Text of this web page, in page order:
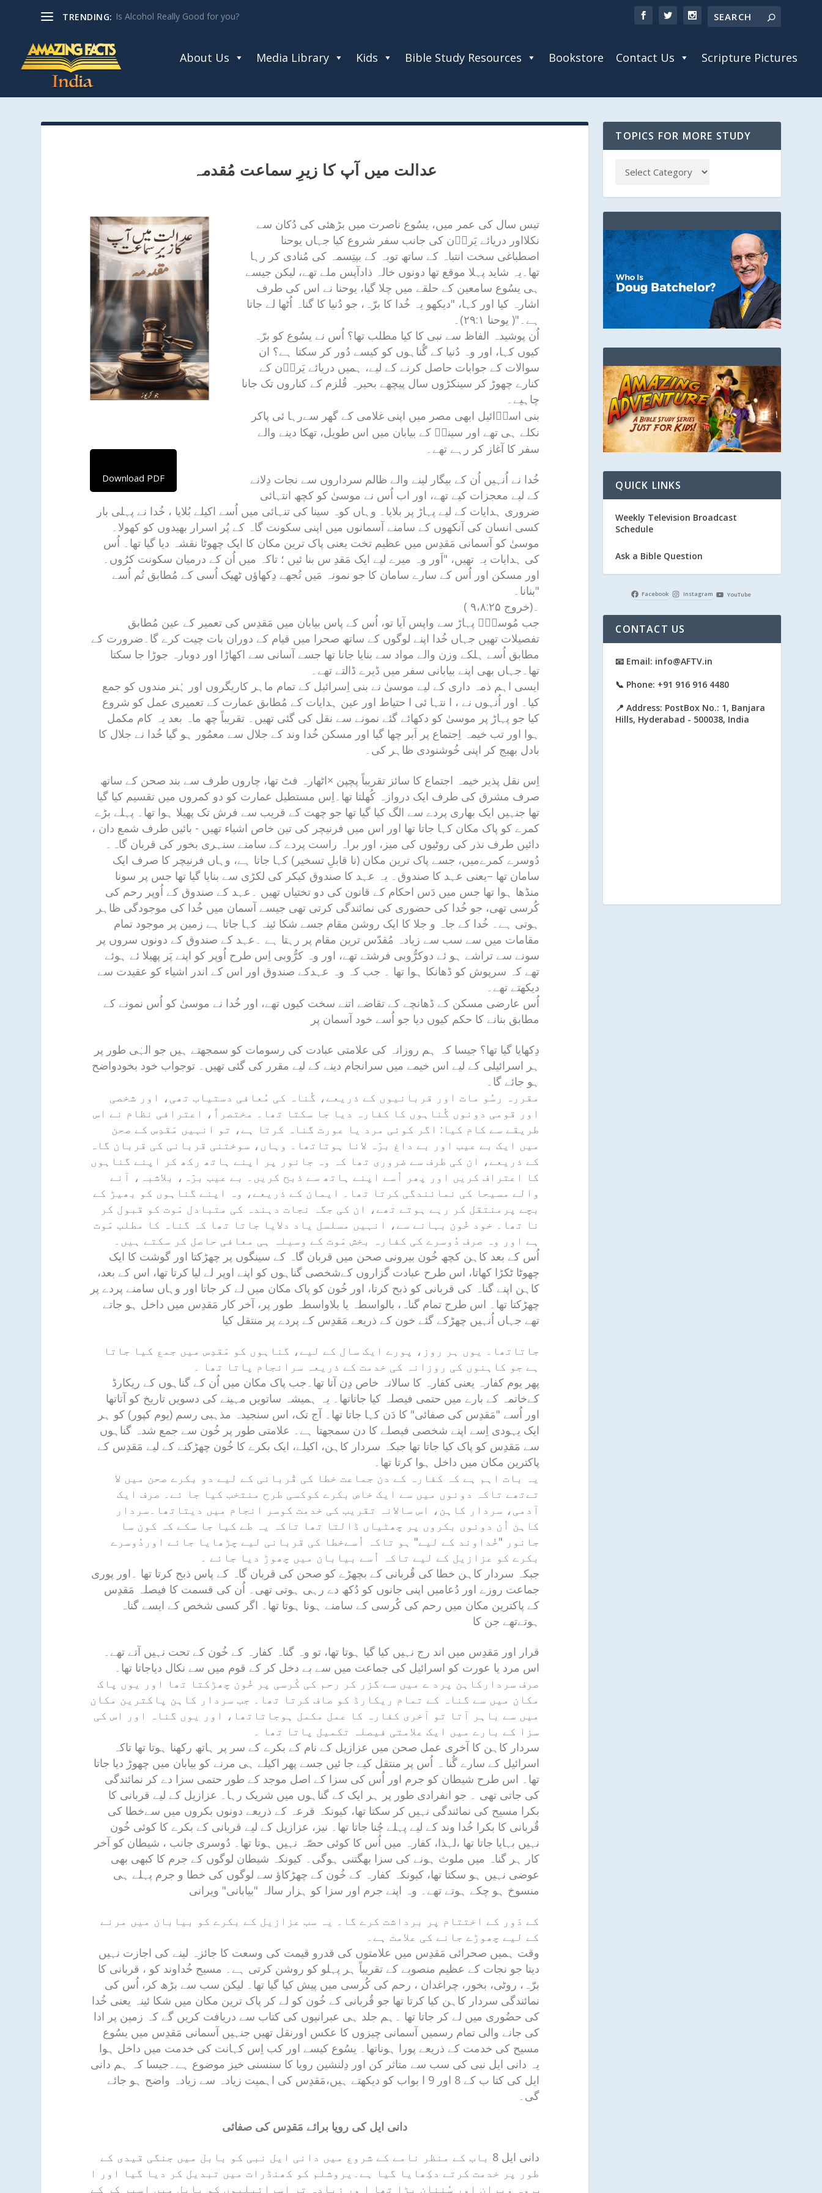
TRENDING: The God Who Dwells Among Us
About Us Media Library Kids Bible Study Resources Bookstore Contact Us Scripture Pictures
عدالت میں آپ کا زیرِ سماعت مُقدمہ
Download PDF
تیس سال کی عمر میں، یسُوع ناصرت میں بڑھئی کی دُکان سے
نکلااور دریائے یَردؔن کی جانب سفر شروع کیا جہاں یوحنا
اصطباغی سخت انتباہ کے ساتھ توبہ کے بپتِسمہ کی مُنادی کر رہا
تھا۔یہ شاید پہلا موقع تھا دونوں خالہ ذادآپس ملے تھے، لیکن جیسے
ہی یسُوع سامعین کے حلقے میں چلا گیا، یوحنا نے اس کی طرف
اشارہ کیا اور کہا، "دیکھو یہ خُدا کا برّہ، جو دُنیا کا گناہ اُٹھا لے جاتا
ہے۔"( یوحنا ۲۹:۱)۔
اُن پوشیدہ الفاظ سے نبی کا کیا مطلب تھا؟ اُس نے یسُوع کو برّہ
کیوں کہا، اور وہ دُنیا کے گُناہوں کو کیسے دُور کر سکتا ہے؟ ان
سوالات کے جوابات حاصل کرنے کے لیے، ہمیں دریائے یَردؔن کے
کنارے چھوڑ کر سینکڑوں سال پیچھے بحیرہ قُلزم کے کناروں تک جانا
چاہیے۔
بنی اسرؔائیل ابھی مصر میں اپنی غلامی کے گھر سےرہا ئی پاکر
نکلے ہی تھے اور سیناؔ کے بیابان میں اس طویل، تھکا دینے والے
سفر کا آغاز کر رہے تھے ۔
خُدا نے اُنہیں اُن کے بیگار لینے والے ظالم سرداروں سے نجات دِلانے
کے لیے معجزات کیے تھے، اور اب اُس نے موسیٰ کو کچھ انتہائی
ضروری ہدایات کے لیے پہاڑ پر بلایا۔ وہاں کوہ سینا کی تنہائی میں اُسے اکیلے بُلایا ، خُدا نے پہلی بار
کسی انسان کی آنکھوں کے سامنے آسمانوں میں اپنی سکونت گاہ کے پُر اسرار بھیدوں کو کھولا۔
موسیٰ کو آسمانی مَقدِس میں عظیم تخت یعنی پاک ترین مکان کا ایک چھوٹا نقشہ دیا گیا تھا۔ اُس
کی ہدایات یہ تھیں، "اَور وہ میرے لیے ایک مَقدِ س بنا ئیں ؛ تاکہ میں اُن کے درمیان سکونت کرُوں۔
اور مسکن اور اُس کے سارے سامان کا جو نمونہ مَیں تُجھے دِکھاؤں ٹھیک اُسی کے مُطابق تُم اُسے
بنانا۔"
( خروج ۹،۸:۲۵)۔
جب مُوسیٰؔ پہاڑ سے واپس آیا تو، اُس کے پاس بیابان میں مَقدِس کی تعمیر کے عین مُطابق
تفصیلات تھیں جہاں خُدا اپنے لوگوں کے ساتھ صحرا میں قیام کے دوران بات چیت کرے گا۔ضرورت کے
مطابق اُسے ہلکے وزن والے مواد سے بنایا جانا تھا جسے آسانی سے اکھاڑا اور دوبارہ جوڑا جا سکتا
تھا۔جہاں بھی اپنے بیابانی سفر میں ڈیرے ڈالتے تھے۔
ایسی اہم ذمہ داری کے لیے موسیٰ نے بنی اِسرائیل کے تمام ماہر کاریگروں اور ہُنر مندوں کو جمع
کیا۔ اور اُنہوں نے ، ا نتہا ئی ا حتیاط اور عین ہدایات کے مُطابق عمارت کے تعمیری عمل کو شروع
کیا جو پہاڑ پر موسیٰ کو دکھائے گئے نمونے سے نقل کی گئی تھیں۔ تقریباً چھ ماہ بعد یہ کام مکمل
ہوا اور تب خیمہ اِجتماع پر اَبر چھا گیا اور مسکن خُدا وند کے جلال سے معمُور ہو گیا خُدا نے جلال کا
بادل بھیج کر اپنی خُوشنودی ظاہر کی۔
اِس نقل پذیر خیمہ اجتماع کا سائز تقریباً پچپن ×اٹھارہ فٹ تھا، چاروں طرف سے بند صحن کے ساتھ
صرف مشرق کی طرف ایک دروازہ کُھلتا تھا۔اِس مستطیل عمارت کو دو کمروں میں تقسیم کیا گیا
تھا جنہیں ایک بھاری پردے سے الگ کیا گیا تھا جو چھت کے قریب سے فرش تک پھیلا ہوا تھا۔ پہلے بڑے
کمرے کو پاک مکان کہا جاتا تھا اور اس میں فرنیچر کی تین خاص اشیاء تھیں - بائیں طرف شمع دان ،
دائیں طرف نذر کی روٹیوں کی میز، اور براہ راست پردے کے سامنے سنہری بخور کی قربان گاہ۔
دُوسرے کمرےمیں، جسے پاک ترین مکان (نا قابلِ تسخیر) کہا جاتا ہے، وہاں فرنیچر کا صرف ایک
سامان تھا –یعنی عہد کا صندوق۔ یہ عہد کا صندوق کیکر کی لکڑی سے بنایا گیا تھا جس پر سونا
منڈھا ہوا تھا جس میں دَس احکام کے قانون کی دو تختیاں تھیں ۔عہد کے صندوق کے اُوپر رحم کی
کُرسی تھی، جو خُدا کی حضوری کی نمائندگی کرتی تھی جیسے آسمان میں خُدا کی موجودگی ظاہر
ہوتی ہے۔ خُدا کے جاہ و جلا کا ایک روشن مقام جسے شکا ئینہ کہا جاتا ہے زمین پر موجود تمام
مقامات میں سے سب سے زیادہ مُقدّس ترین مقام پر رہتا ہے ۔عہد کے صندوق کے دونوں سروں پر
سونے سے تراشے ہو ئے دوکرُّوبی فرشتے تھے، اور وہ کرُّوبی اِس طرح اُوپر کو اپنے پَر پھیلا ئے ہوئے
تھے کہ سرپوش کو ڈھانکا ہوا تھا ۔ جب کہ وہ عہدکے صندوق اور اس کے اندر اشیاء کو عقیدت سے
دیکھتے تھے۔
اُس عارضی مسکن کے ڈھانچے کے تقاضے اتنے سخت کیوں تھے، اور خُدا نے موسیٰ کو اُس نمونے کے
مطابق بنانے کا حکم کیوں دیا جو اُسے خود آسمان پر
دِکھایا گیا تھا؟ جیسا کہ ہم روزانہ کی علامتی عبادت کی رسومات کو سمجھتے ہیں جو الہٰی طور پر
ہر اسرائیلی کے لیے اس خیمے میں سرانجام دینے کے لیے مقرر کی گئی تھیں۔ توجواب خود بخودواضح
ہو جائے گا۔
مقررہ رسُو مات اور قربانیوں کے ذریعے، گُناہ کی مُعافی دستیاب تھی، اور شخصی
اور قومی دونوں گُناہوں کا کفارہ دیا جا سکتا تھا۔ مختصراً، اعترافی نظام نے اس
طریقے سے کام کیا: اگر کوئی مرد یا عورت گناہ کرتا ہے، تو انہیں مَقدِس کے صحن
میں ایک بے عیب اور بے داغ برّہ لانا ہوتاتھا۔ وہاں، سوختنی قربانی کی قربان گاہ
کے ذریعے، ان کی طرف سے ضروری تھا کہ وہ جانور پر اپنے ہاتھ رکھ کر اپنے گناہوں
کا اعتراف کریں اور پھر اُسے اپنے ہاتھ سے ذبح کریں۔ بے عیب برّہ، بلاشبہ، آنے
والے مسیحا کی نمائندگی کرتا تھا۔ ایمان کے ذریعے، وہ اپنے گناہوں کو بھیڑ کے
بچے پرمنتقل کر رہے ہوتے تھے، ان کی جگہ نجات دہندہ کی متبادل مَوت کو قبول کر
نا تھا۔ خود خُون بہانے سے، انہیں مسلسل یاد دلایا جاتا تھا کہ گناہ کا مطلب مَوت
ہے اور وہ صرف دُوسرے کی کفارہ بخش مَوت کے وسیلہ ہی معافی حاصل کر سکتے ہیں۔
اُس کے بعد کاہن کچھ خُون بیرونی صحن میں قربان گاہ کے سینگوں پر چھڑکتا اور گوشت کا ایک
چھوٹا ٹکڑا کھاتا، اس طرح عبادت گزاروں کےشخصی گناہوں کو اپنے اوپر لے لیا کرتا تھا، اس کے بعد،
کاہن اپنے گناہ کی قربانی کو ذبح کرتا، اور خُون کو پاک مکان میں لے کر جاتا اور وہاں سامنے پردے پر
چھڑکتا تھا۔ اس طرح تمام گناہ، بالواسطہ یا بلاواسطہ طور پر، آخر کار مَقدِس میں داخل ہو جاتے
تھے جہاں اُنہیں چھڑکے گئے خون کے ذریعے مَقدِس کے پردے پر منتقل کیا
جاتاتھا۔ یوں ہر روز، پورے ایک سال کے لیے، گناہوں کو مَقدِس میں جمع کیا جاتا
ہے جو کاہنوں کی روزانہ کی خدمت کے ذریعہ سرانجام پاتا تھا ۔
پھر یوم کفارہ یعنی کفارہ کا سالانہ خاص دِن آتا تھا۔جب پاک مکان میں اُن کے گناہوں کے ریکارڈ
کےخاتمہ کے بارے میں حتمی فیصلہ کیا جاتاتھا۔ یہ ہمیشہ ساتویں مہینے کی دسویں تاریخ کو آتاتھا
اور اُسے "مَقدِس کی صفائی" کا دَن کہا جاتا تھا۔ آج تک، اس سنجیدہ مذہبی رسم (یوم کپور) کو ہر
ایک یہودی اِسے اپنے شخصی فیصلے کا دن سمجھتا ہے۔ علامتی طور پر خُون سے جمع شدہ گناہوں
سے مَقدِس کو پاک کیا جاتا تھا جبکہ سردار کاہن، اکیلے، ایک بکرے کا خُون چھڑکنے کے لیے مَقدِس کے
پاکترین مکان میں داخل ہوا کرتا تھا۔
یہ بات اہم ہے کہ کفارہ کے دن جماعت خطا کی قُربانی کے لیے دو بکرے صحن میں لا
تےتھے تاکہ دونوں میں سے ایک خاص بکرے کوکسی طرح منتخب کیا جا ئے۔ صرف ایک
آدمی، سردار کاہن، اس سالانہ تقریب کی خدمت کوسر انجام میں دیتاتھا۔سردار
کاہن اُن دونوں بکروں پر چھٹیاں ڈالتا تھا تاکہ یہ طے کیا جا سکے کہ کون سا
جانور "خُداوند کے لیے" ہو تاکہ اُسےخطا کی قربانی لیے چڑھایا جائے اوردُوسرے
بکرے کو عزازیل کے لیے تاکہ اُسے بیابان میں چھوڑ دیا جائے ۔
جبکہ سردار کاہن خطا کی قُربانی کے بچھڑے کو صحن کی قربان گاہ کے پاس ذبح کرتا تھا ۔اور پوری
جماعت روزے اور دُعامیں اپنی جانوں کو دُکھ دے رہی ہوتی تھی۔ اُن کی قسمت کا فیصلہ مَقدِس
کے پاکترین مکان میں رحم کی کُرسی کے سامنے ہونا ہوتا تھا۔ اگر کسی شخص کے ایسے گناہ
ہوتےتھے جن کا
قرار اور مَقدِس میں اند رج نہیں کیا گیا ہوتا تھا، تو وہ گناہ کفارہ کے خُون کے تحت نہیں آتے تھے۔
اس مرد یا عورت کو اسرائیل کی جماعت میں سے بے دخل کر کے قوم میں سے نکال دیاجاتا تھا۔
صرف سردارکاہن پرد ے میں سے گزر کر رحم کی کُرسی پر خُون چھڑکتا تھا اور یوں پاک
مکان میں سے گناہ کے تمام ریکارڈ کو صاف کرتا تھا۔ جب سردار کاہن پاکترین مکان
میں سے باہر آتا تو آخری کفارہ کا عمل مکمل ہوجاتاتھا، اور یوں گناہ اور اس کی
سزا کے بارے میں ایک علامتی فیصلہ تکمیل پاتا تھا ۔
سردار کاہن کا آخری عمل صحن میں عزازیل کے نام کے بکرے کے سر پر ہاتھ رکھنا ہوتا تھا تاکہ
اسرائیل کے سارے گُنا ہ اُس پر منتقل کیے جا ئیں جسے پھر اکیلے ہی مرنے کو بیابان میں چھوڑ دیا جاتا
تھا۔ اس طرح شیطان کو جرم اور اُس کی سزا کے اصل موجد کے طور حتمی سزا دے کر نمائندگی
کی جاتی تھی ۔ جو انفرادی طور پر ہر ایک کے گناہوں میں شریک رہا۔ عزازیل کے لیے قربانی کا
بکرا مسیح کی نمائندگی نہیں کر سکتا تھا، کیونکہ قرعہ کے ذریعے دونوں بکروں میں سےخطا کی
قُربانی کا بکرا خُدا وند کے لیے پہلے چُنا جاتا تھا۔ نیز، عزازیل کے لیے قربانی کے بکرے کا کوئی خُون
نہیں بہایا جاتا تھا ،لہذا، کفارہ میں اُس کا کوئی حصّہ نہیں ہوتا تھا۔ دُوسری جانب ، شیطان کو آخر
کار ہر گناہ میں ملوث ہونے کی سزا بھگتنی ہوگی۔ کیونکہ شیطان لوگوں کے جرم کا کبھی بھی
عوضی نہیں ہو سکتا تھا، کیونکہ کفارہ کے خُون کے چھڑکاؤ سے لوگوں کی خطا و جرم پہلے ہی
منسوخ ہو چکے ہوتے تھے۔ وہ اپنے جرم اور سزا کو ہزار سالہ "بیابانی" ویرانی
کے دَور کے اختتام پر برداشت کرے گا۔ یہ سب عزازیل کے بکرے کو بیابان میں مرنے
کے لیے چھوڑے جانے کی علامت ہے۔
وقت ہمیں صحرائی مَقدِس میں علامتوں کی قدرو قیمت کی وسعت کا جائزہ لینے کی اجازت نہیں
دیتا جو نجات کے عظیم منصوبے کے تقریباً ہر پہلو کو روشن کرتی ہے۔ مسیح خُداوند کو ، قربانی کا
برّہ، روٹی، بخور، چراغدان ، رحم کی کُرسی میں پیش کیا گیا تھا۔ لیکن سب سے بڑھ کر، اُس کی
نمائندگی سردار کاہن کیا کرتا تھا جو قُربانی کے خُون کو لے کر پاک ترین مکان میں شکا ئینہ یعنی خُدا
کی حضُوری میں لے کر جاتا تھا ۔ہم جلد ہی عبرانیوں کی کتاب سے دریافت کریں گے کہ زمین پر ادا
کی جانے والی تمام رسمیں آسمانی چیزوں کا عکس اورنقل تھیں جنہیں آسمانی مَقدِس میں یسُوع
مسیح کی خدمت کے ذریعے پورا ہوناتھا۔ یسُوع کیسے اور کب اِس کہانت کی خدمت میں داخل ہوا
یہ دانی ایل نبی کی سب سے متاثر کن اور دِلنشین رویا کا سنسنی خیز موضوع ہے۔جیسا کہ ہم دانی
ایل کی کتا ب کے 8 اور 9 ا بواب کو دیکھتے ہیں،مَقدِس کی اہمیت زیادہ سے زیادہ واضح ہو جائے
گی۔
دانی ایل کی رویا برائے مَقدِس کی صفائی
دانی ایل 8 باب کے منظر نامے کے شروع میں دانی ایل نبی کو بابل میں جنگی قیدی کے
طور پر خدمت کرتے دکِھایا گیا ہے۔یروشلم کو کھنڈرات میں تبدیل کر دیا گیا اور ا
ب وہ ویران اور سُننان پڑا تھا ا ور زیادہ تر اسرائیلیوں کو بابل میں اسیر کر کے
TOPICS FOR MORE STUDY
QUICK LINKS
Weekly Television Broadcast
Schedule
Ask a Bible Question
Facebook Instagram YouTube
CONTACT US
📧 Email: info@AFTV.in
📞 Phone: +91 916 916 4480
📍 Address: PostBox No.: 1, Banjara
Hills, Hyderabad - 500038, India